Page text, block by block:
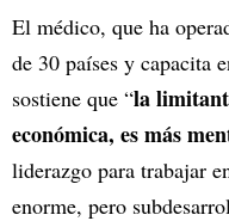
El médico, que ha
de 30 países y capacita
sostiene que “la
económica, es más
liderazgo para trabajar
enorme, pero